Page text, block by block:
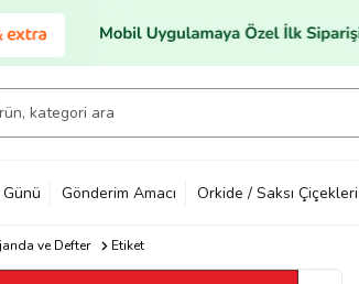
Gönderim Amacı Orkide / Saksı Çiçekleri
ve Defter Etiket